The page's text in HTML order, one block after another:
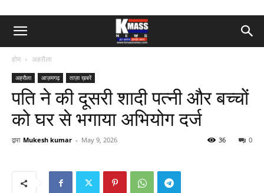
होम अहरौला
अहरौला आज़मगढ़ ताज़ा ख़बरें
पति ने की दूसरी शादी पत्नी और बच्चों
को घर से भगाया अभियोग दर्ज
द्वारा Mukesh kumar - May 9, 2026 0
36